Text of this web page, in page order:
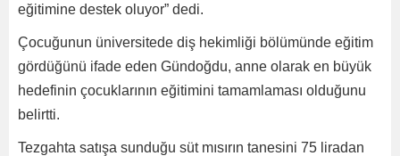
eğitimine destek oluyor” dedi.
Çocuğunun üniversitede diş hekimliği bölümünde eğitim
gördüğünü ifade eden Gündoğdu, anne olarak en büyük
hedefinin çocuklarının eğitimini tamamlaması olduğunu
belirtti.
Tezgahta satışa sunduğu süt mısırın tanesini 75 liradan